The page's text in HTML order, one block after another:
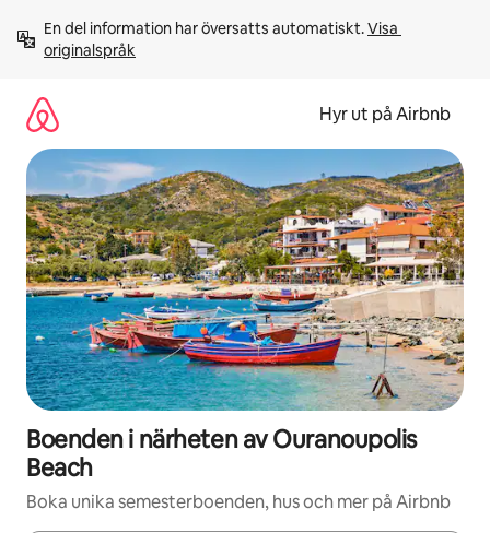
innehåll
En del information har översatts automatiskt. Visa
originalspråk
Hyr ut på Airbnb
Boenden i närheten av Ouranoupolis
Beach
Boka unika semesterboenden, hus och mer på Airbnb